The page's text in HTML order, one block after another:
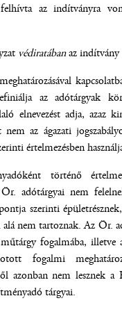
az indítványra
védiratábanaz indítvány
az adótárgyak
elnevezést adja, azaz
az ágazati
értelmezésben
történő
adótárgyai nem
szerinti
nem tartoznak. Az Ör.
fogalmába, illetve
fogalmi
azonban nem lesznek
tárgyai.